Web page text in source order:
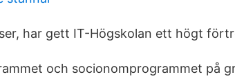
har gett IT-Högskolan ett högt
och socionomprogrammet på